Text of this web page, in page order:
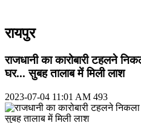
रायपुर
राजधानी का कारोबारी टहलने
घर... सुबह तालाब में मिली लाश
2023-07-04 11:01 AM 493